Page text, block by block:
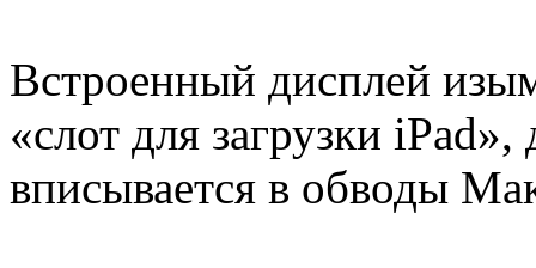
Встроенный дисплей
«слот для загрузки
вписывается в обводы